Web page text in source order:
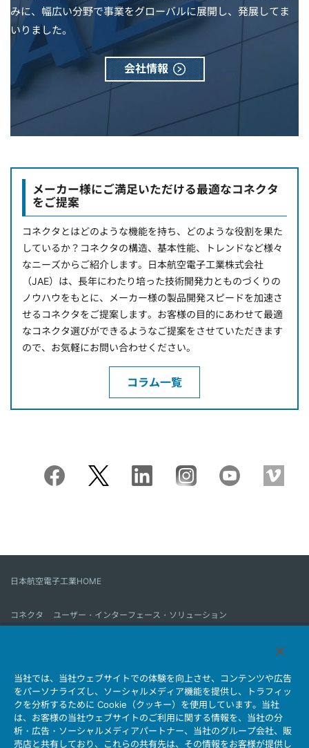
みに、幅広い分野で事業をグローバルに展開し、発展してま
いりました。
会社情報
メーカー様にご満足いただける最適なコネクタ
をご提案
コネクタとはどのような機能を持ち、どのような役割を果た
しているか？コネクタの構造、基本性能、トレンドなど様々
なニーズからご紹介します。日本航空電子工業株式会社
（JAE）は、長年にわたり培った技術開発力とものづくりの
ノウハウをもとに、メーカー様の製品開発スピードを加速さ
せるコネクタをご提案します。お客様の目的にあわせて最適
なコネクタ選びができるようなご提案をさせていただきます
ので、お気軽にお問い合わせください。
コラム一覧
日本航空電子工業HOME
コネクタ
ユーザー・インターフェース・ソリューション
会社情報 サステナビリティ IR情報 採用情報
会社情報新着一覧
製品情報新着一覧
サイトマップ お問い合わせ
当社では、当社ウェブサイトでの体験を向上させ、コンテンツや広告
をパーソナライズし、ソーシャルメディア機能を提供し、トラフィッ
クを分析するために Cookie（クッキー）を使用しています。当社
は、お客様の当社ウェブサイトのご利用に関する情報を、当社の分
析・広告・ソーシャルメディアパートナー、当社のグループ会社、販
売店と共有しており、これらの共有先は、その情報をお客様が提供し